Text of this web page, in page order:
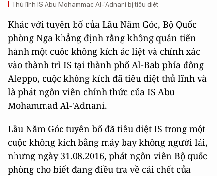
Thủ lĩnh IS Abu Mohammad Al-'Adnani bị tiêu diệt
Khác với tuyên bố của Lầu Năm Góc, Bộ Quốc
phòng Nga khẳng định rằng không quân tiến
hành một cuộc không kích ác liệt và chính xác
vào thành trì IS tại thành phố Al-Bab phía đông
Aleppo, cuộc không kích đã tiêu diệt thủ lĩnh và
là phát ngôn viên chính thức của IS Abu
Mohammad Al-'Adnani.
Lầu Năm Góc tuyên bố đã tiêu diệt IS trong một
cuộc không kích bằng máy bay không người lái,
nhưng ngày 31.08.2016, phát ngôn viên Bộ quốc
phòng cho biết đang điều tra về cái chết của